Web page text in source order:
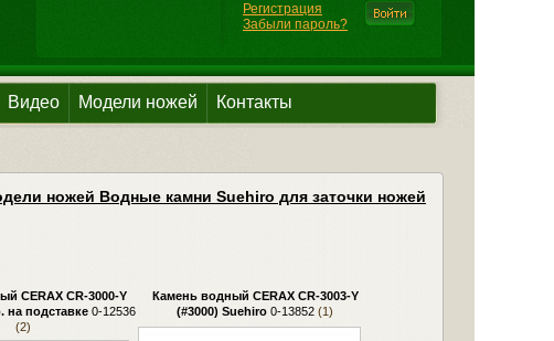
Регистрация
Забыли пароль?
Видео Модели ножей Контакты
ножей Водные камни Suehiro для заточки ножей
CERAX CR-3000-Y
на подставке 0-12536
(2)
Камень водный CERAX CR-3003-Y
(#3000) Suehiro 0-13852 (1)